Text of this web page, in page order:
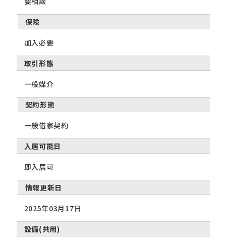
保険
加入必要
取引形態
一般媒介
契約形態
一般借家契約
入居可能日
即入居可
情報更新日
2025年03月17日
設備(共用)